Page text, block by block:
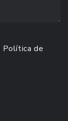
Política de